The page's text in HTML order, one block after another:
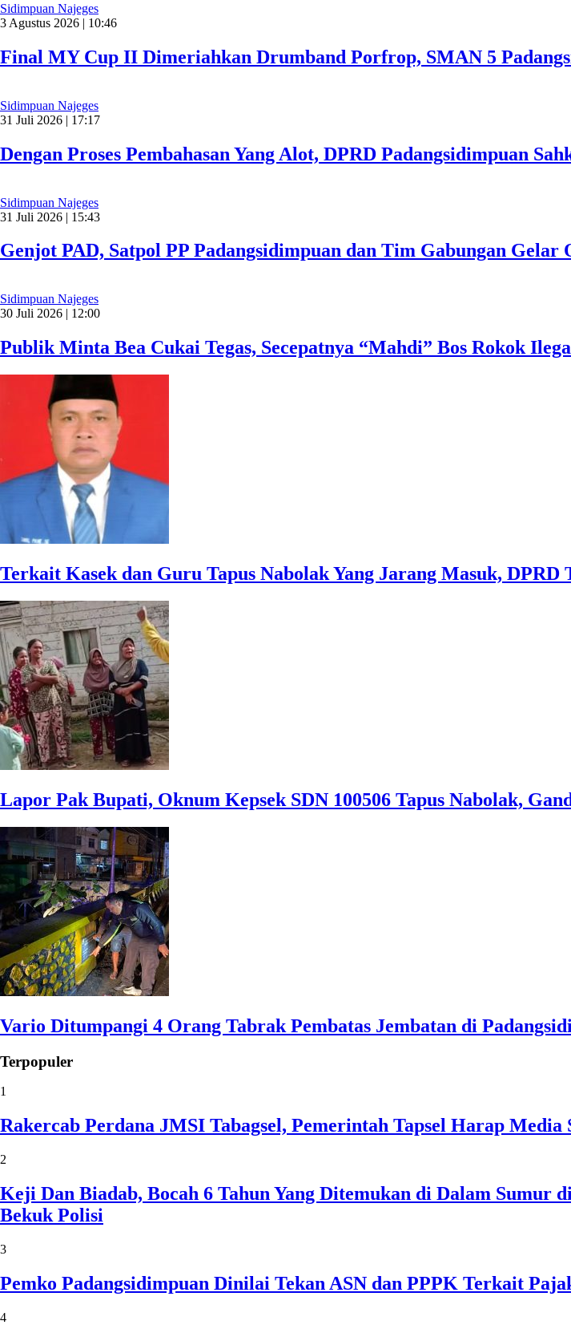
Sidimpuan Najeges
3 Agustus 2026 | 10:46
Final MY Cup II Dimeriahkan Drumband Porfrop, SMAN 5
Sidimpuan Najeges
31 Juli 2026 | 17:17
Dengan Proses Pembahasan Yang Alot, DPRD Padangsidimpuan
Sidimpuan Najeges
31 Juli 2026 | 15:43
Genjot PAD, Satpol PP Padangsidimpuan dan Tim Gabungan Gelar
Sidimpuan Najeges
30 Juli 2026 | 12:00
Publik Minta Bea Cukai Tegas, Secepatnya “Mahdi” Bos Rokok
Terkait Kasek dan Guru Tapus Nabolak Yang Jarang Masuk, DPRD
Lapor Pak Bupati, Oknum Kepsek SDN 100506 Tapus Nabolak,
Vario Ditumpangi 4 Orang Tabrak Pembatas Jembatan di
Terpopuler
1
Rakercab Perdana JMSI Tabagsel, Pemerintah Tapsel Harap
2
Keji Dan Biadab, Bocah 6 Tahun Yang Ditemukan di Dalam Sumur
Bekuk Polisi
3
Pemko Padangsidimpuan Dinilai Tekan ASN dan PPPK Terkait
4